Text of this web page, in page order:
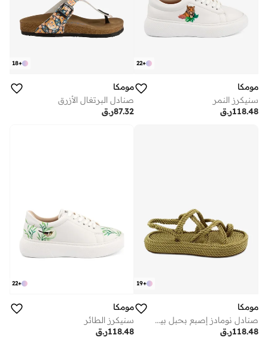
+
22
مومكا
سنيكرز النمر
ر.ق118.48
+
18
مومكا
صنادل البرتغال الأزرق
ر.ق87.32
+
19
مومكا
صنادل نومادز إصبع بحبل بيج بستو
ر.ق118.48
+
22
مومكا
سنيكرز الطائر
ر.ق118.48